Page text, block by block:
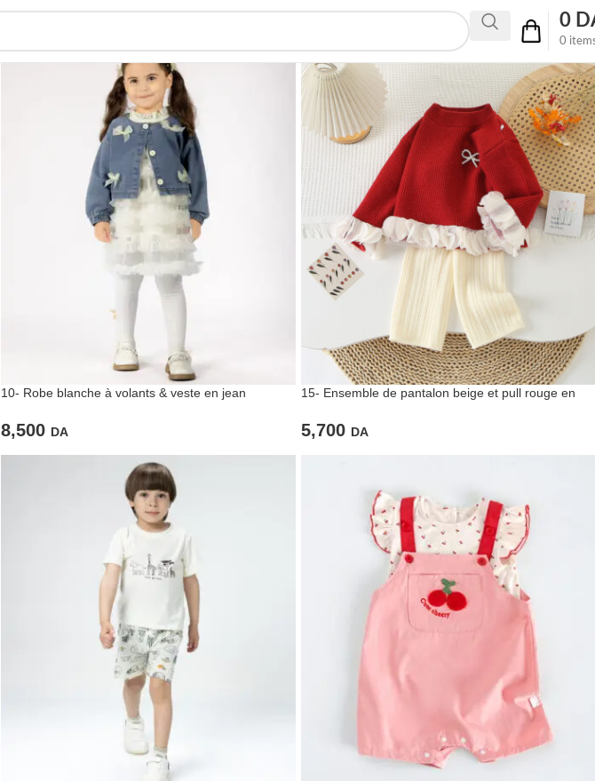
0
0
10- Robe blanche à volants & veste en jean
8,500 DA
15- Ensemble de pantalon beige et pull rouge en
5,700 DA